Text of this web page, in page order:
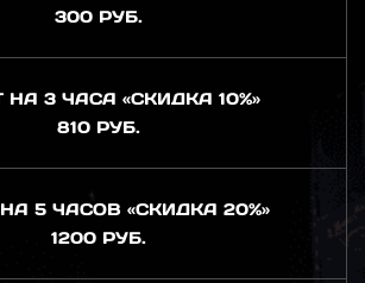
300 РУБ.
НА 3 ЧАСА «СКИДКА 10%»
810 РУБ.
5 ЧАСОВ «СКИДКА 20%»
1200 РУБ.